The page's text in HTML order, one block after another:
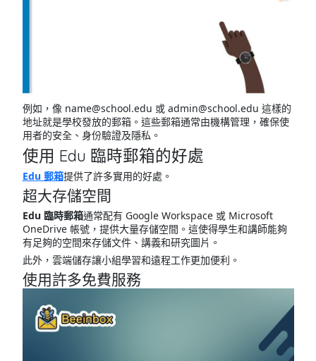
例如，像 name@school.edu 或 admin@school.edu 這樣的
地址就是學校發放的郵箱。這些郵箱通常由機構管理，確保使
用者的安全、身份驗證及隱私。
使用 Edu 臨時郵箱的好處
Edu 郵箱提供了許多實用的好處。
超大存儲空間
Edu 臨時郵箱通常配有 Google Workspace 或 Microsoft
OneDrive 帳號，提供大量存儲空間。這使得學生和講師能夠
有足夠的空間來存儲文件、講義和研究圖片。
此外，雲端儲存讓小組學習和遠程工作更加便利。
使用許多免費服務